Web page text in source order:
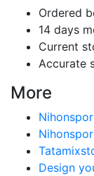
Ordered
14 days
Current
Accurate
More
Design